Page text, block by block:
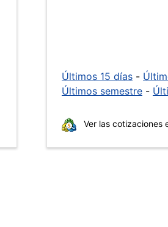
Últimos 15 días -
Últimos semestre -
Ver las cotizaciones